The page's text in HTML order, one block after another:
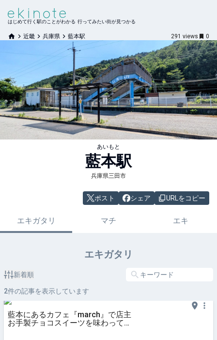
はじめて行く駅のことがわかる 行ってみたい街が見つかる
近畿 兵庫県 藍本駅 291 views 0
あいもと
藍本駅
兵庫県三田市
ポスト シェア URLをコピー
エキガタリ マチ エキ
エキガタリ
新着順
2件の記事を表示しています
藍本にあるカフェ『march』で店主
お手製チョコスイーツを味わってき